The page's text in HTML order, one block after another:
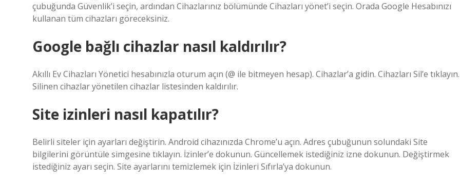
çubuğunda Güvenlik’i seçin, ardından Cihazlarınız bölümünde Cihazları yönet’i seçin. Orada Google Hesabınızı
kullanan tüm cihazları göreceksiniz.
Google bağlı cihazlar nasıl kaldırılır?
Akıllı Ev Cihazları Yönetici hesabınızla oturum açın (@ ile bitmeyen hesap). Cihazlar’a gidin. Cihazları Sil’e tıklayın.
Silinen cihazlar yönetilen cihazlar listesinden kaldırılır.
Site izinleri nasıl kapatılır?
Belirli siteler için ayarları değiştirin. Android cihazınızda Chrome’u açın. Adres çubuğunun solundaki Site
bilgilerini görüntüle simgesine tıklayın. İzinler’e dokunun. Güncellemek istediğiniz izne dokunun. Değiştirmek
istediğiniz ayarı seçin. Site ayarlarını temizlemek için İzinleri Sıfırla’ya dokunun.